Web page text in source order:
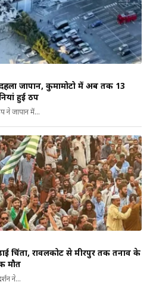
जापान, कुमामोटो में अब तक 13
हुई ठप
ने जापान में...
चिंता, रावलकोट से मीरपुर तक तनाव के
मौत
ने...